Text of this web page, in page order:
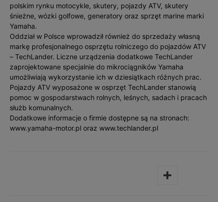
polskim rynku motocykle, skutery, pojazdy ATV, skutery
śnieżne, wózki golfowe, generatory oraz sprzęt marine marki
Yamaha.
Oddział w Polsce wprowadził również do sprzedaży własną
markę profesjonalnego osprzętu rolniczego do pojazdów ATV
– TechLander. Liczne urządzenia dodatkowe TechLander
zaprojektowane specjalnie do mikrociągników Yamaha
umożliwiają wykorzystanie ich w dziesiątkach różnych prac.
Pojazdy ATV wyposażone w osprzęt TechLander stanowią
pomoc w gospodarstwach rolnych, leśnych, sadach i pracach
służb komunalnych.
Dodatkowe informacje o firmie dostępne są na stronach:
www.yamaha-motor.pl oraz www.techlander.pl